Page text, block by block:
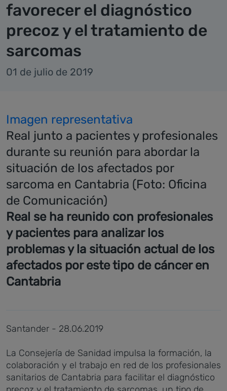
favorecer el diagnóstico
precoz y el tratamiento de
sarcomas
01 de julio de 2019
Imagen representativa
Real junto a pacientes y profesionales
durante su reunión para abordar la
situación de los afectados por
sarcoma en Cantabria (Foto: Oficina
de Comunicación)
Real se ha reunido con profesionales
y pacientes para analizar los
problemas y la situación actual de los
afectados por este tipo de cáncer en
Cantabria
Santander - 28.06.2019
La Consejería de Sanidad impulsa la formación, la
colaboración y el trabajo en red de los profesionales
sanitarios de Cantabria para facilitar el diagnóstico